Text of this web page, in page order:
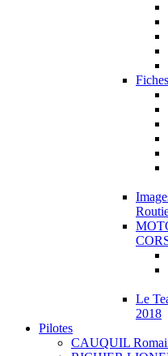
Le
2018
Pilotes
CAUQUIL